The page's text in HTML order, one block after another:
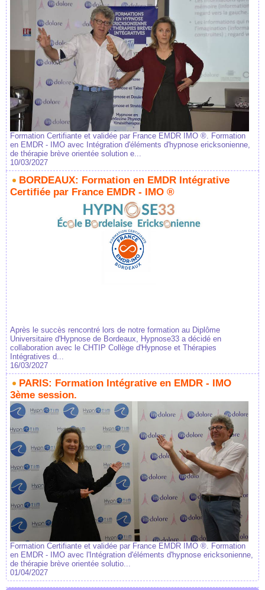
Formation Certifiante et validée par France EMDR IMO ®. Formation
en EMDR - IMO avec Intégration d'éléments d'hypnose ericksonienne,
de thérapie brève orientée solution e...
10/03/2027
BORDEAUX: Formation en EMDR Intégrative
Certifiée par France EMDR - IMO ®
Après le succès rencontré lors de notre formation au Diplôme
Universitaire d'Hypnose de Bordeaux, Hypnose33 a décidé en
collaboration avec le CHTIP Collège d'Hypnose et Thérapies
Intégratives d...
16/03/2027
PARIS: Formation Intégrative en EMDR - IMO
3ème session.
Formation Certifiante et validée par France EMDR IMO ®. Formation
en EMDR - IMO avec l'Intégration d'éléments d'hypnose ericksonienne,
de thérapie brève orientée solutio...
01/04/2027